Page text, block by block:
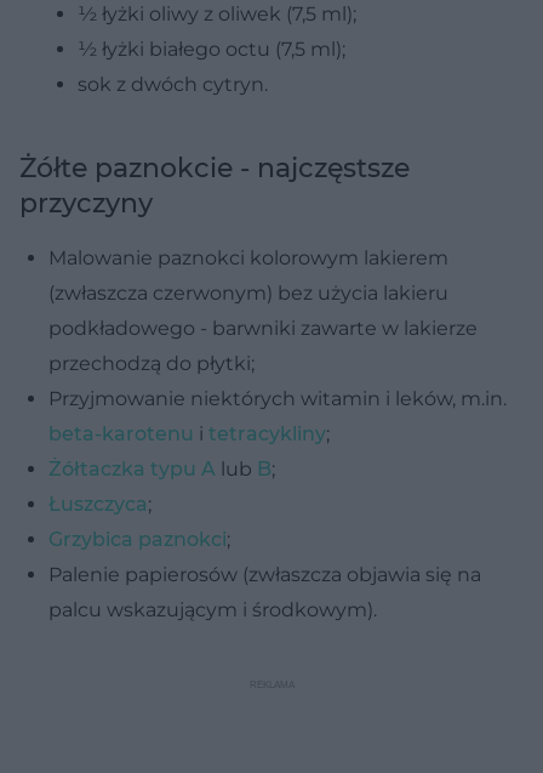
½ łyżki oliwy z oliwek (7,5 ml);
½ łyżki białego octu (7,5 ml);
sok z dwóch cytryn.
Żółte paznokcie - najczęstsze
przyczyny
Malowanie paznokci kolorowym lakierem
(zwłaszcza czerwonym) bez użycia lakieru
podkładowego - barwniki zawarte w lakierze
przechodzą do płytki;
Przyjmowanie niektórych witamin i leków, m.in.
beta-karotenu i tetracykliny;
Żółtaczka typu A lub B;
Łuszczyca;
Grzybica paznokci;
Palenie papierosów (zwłaszcza objawia się na
palcu wskazującym i środkowym).